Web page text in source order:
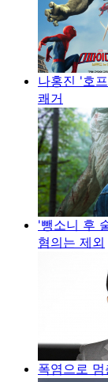
나홍진 '호
쾌거
'뺑소니 후
혐의는 제외
폭염으로